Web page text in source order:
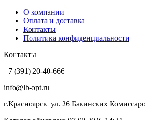
О компании
Оплата и доставка
Контакты
Политика конфиденциальности
Контакты
+7 (391) 20-40-666
info@lb-opt.ru
г.Красноярск, ул. 26 Бакинских